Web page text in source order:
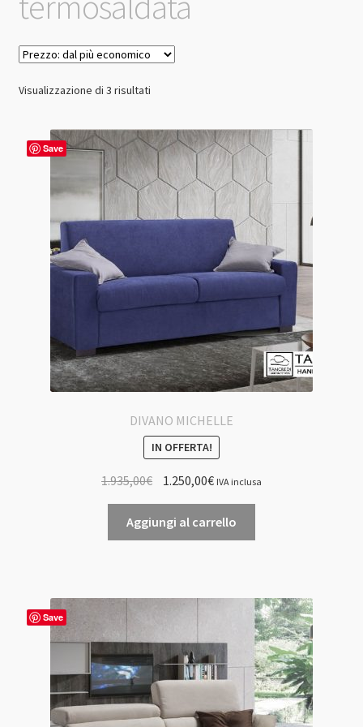
Visualizzazione di 3 risultatiPrezzo:
economico
Save
DIVANO MICHELLE
IN OFFERTA!
1.935,00€
prezzo
originale
era:
1.250,00€Il
prezzo
attuale
è:
IVA inclusa
Aggiungi al carrello
Save